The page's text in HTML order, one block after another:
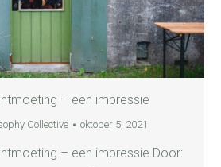
– een impressie
Collective oktober 5, 2021
– een impressie Door: